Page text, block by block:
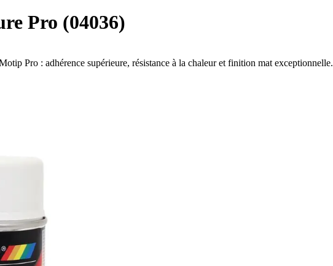
Pro (04036)
Pro : adhérence supérieure, résistance à la chaleur et finition mat exceptionnelle.